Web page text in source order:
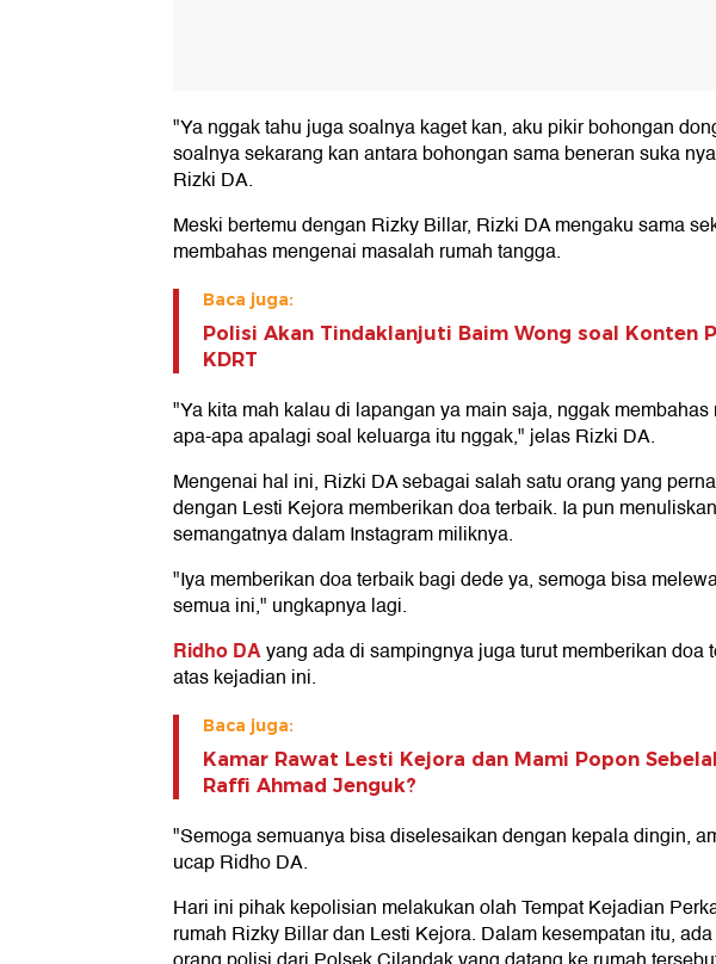
"Ya nggak tahu juga soalnya kaget kan, aku pikir bohongan
soalnya sekarang kan antara bohongan sama beneran suka
Rizki DA.
Meski bertemu dengan Rizky Billar, Rizki DA mengaku sama
membahas mengenai masalah rumah tangga.
Baca juga:
Polisi Akan Tindaklanjuti Baim Wong soal Konten
KDRT
"Ya kita mah kalau di lapangan ya main saja, nggak membahas
apa-apa apalagi soal keluarga itu nggak," jelas Rizki DA.
Mengenai hal ini, Rizki DA sebagai salah satu orang yang
dengan Lesti Kejora memberikan doa terbaik. Ia pun menuliskan
semangatnya dalam Instagram miliknya.
"Iya memberikan doa terbaik bagi dede ya, semoga bisa
semua ini," ungkapnya lagi.
Ridho DAyang ada di sampingnya juga turut memberikan doa
atas kejadian ini.
Baca juga:
Kamar Rawat Lesti Kejora dan Mami Popon
Raffi Ahmad Jenguk?
"Semoga semuanya bisa diselesaikan dengan kepala dingin,
ucap Ridho DA.
Hari ini pihak kepolisian melakukan olah Tempat Kejadian
rumah Rizky Billar dan Lesti Kejora. Dalam kesempatan itu,